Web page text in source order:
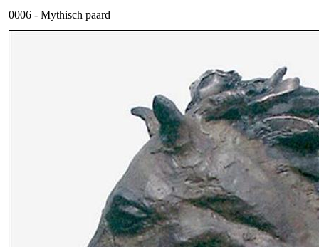
0006 - Mythisch paard